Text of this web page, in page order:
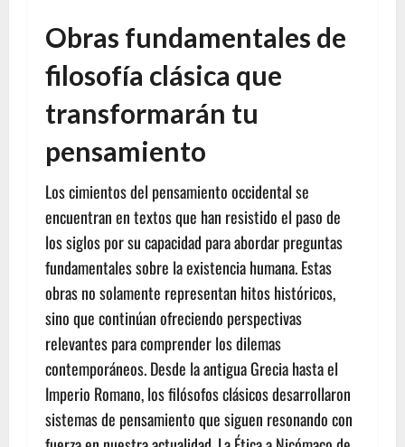
Obras fundamentales de
filosofía clásica que
transformarán tu
pensamiento
Los cimientos del pensamiento occidental se
encuentran en textos que han resistido el paso de
los siglos por su capacidad para abordar preguntas
fundamentales sobre la existencia humana. Estas
obras no solamente representan hitos históricos,
sino que continúan ofreciendo perspectivas
relevantes para comprender los dilemas
contemporáneos. Desde la antigua Grecia hasta el
Imperio Romano, los filósofos clásicos desarrollaron
sistemas de pensamiento que siguen resonando con